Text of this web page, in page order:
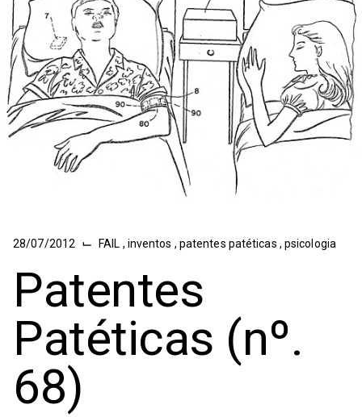
28/07/2012 ⌙ FAIL , inventos , patentes patéticas , psicologia
Patentes
Patéticas (nº.
68)